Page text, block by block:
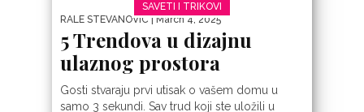
SAVETI I TRIKOVI
RALE STEVANOVIC | March 4, 2025
5 Trendova u dizajnu
ulaznog prostora
Gosti stvaraju prvi utisak o vašem domu u
samo 3 sekundi. Sav trud koji ste uložili u